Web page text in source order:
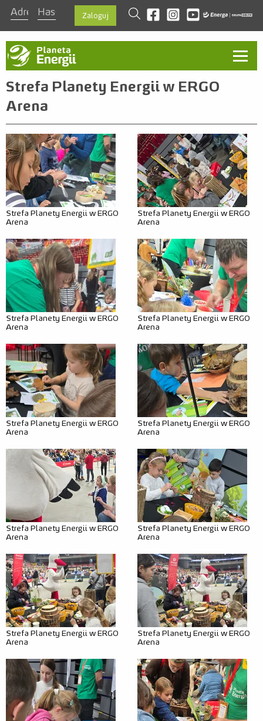
Zaloguj
szukajOdwiedź nas na facebook
Odwiedź nas na instagram
Odwiedź nas na
Aktualności
Ambasadorzy
Kontakt
Regulamin
Zasady
Nagrody
Szablon prezentacji
Dla mediów
Misja
Kraina bioróżnorodności
Kraina odpadów
Nauczyciel
Warto wiedzieć
Przewodnik
Rodzic
Warto wiedzieć
Scenariusze
Relacje
Zdjęcia
Wideo
Strefa Planety Energii w ERGO
Arena
Strefa Planety Energii w ERGO
Arena
Strefa Planety Energii w ERGO
Arena
Strefa Planety Energii w ERGO
Arena
Strefa Planety Energii w ERGO
Arena
Strefa Planety Energii w ERGO
Arena
Strefa Planety Energii w ERGO
Arena
Strefa Planety Energii w ERGO
Arena
Strefa Planety Energii w ERGO
Arena
Strefa Planety Energii w ERGO
Arena
Strefa Planety Energii w ERGO
Arena